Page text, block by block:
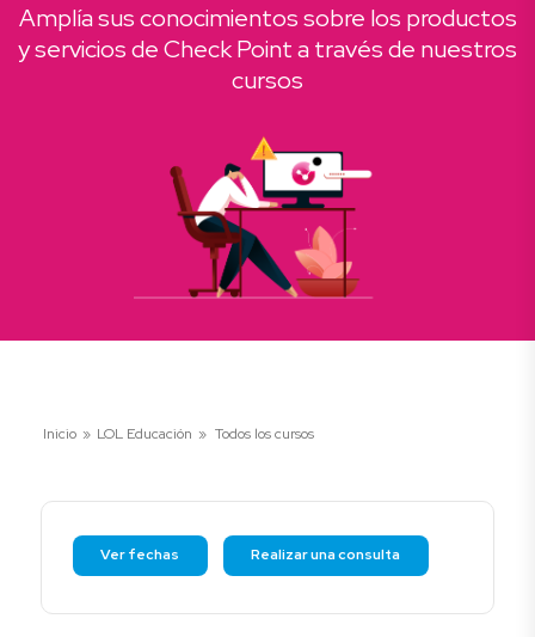
Amplía sus conocimientos sobre los productos
y servicios de Check Point a través de nuestros
cursos
Inicio » LOL Educación » Todos los cursos
Ver fechas Realizar una consulta